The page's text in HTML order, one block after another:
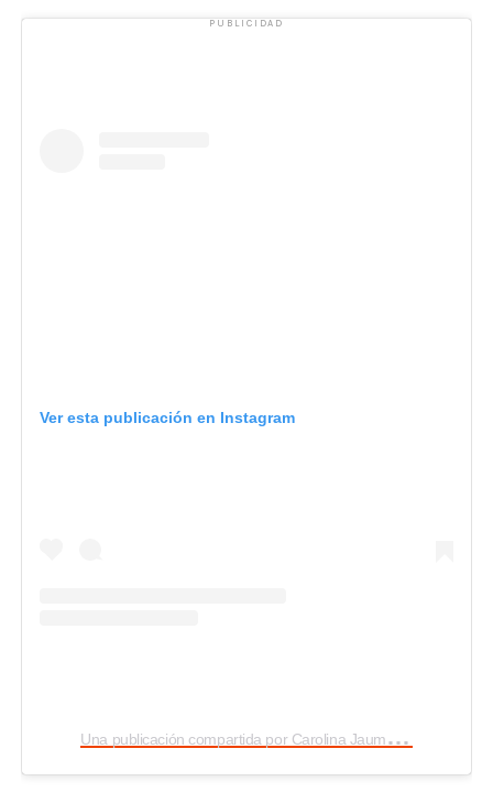
PUBLICIDAD
Ver esta publicación en Instagram
U
na publicación compartida por Carolina Jaume (@carolinajaume)